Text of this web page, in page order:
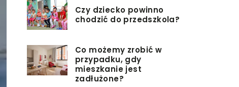
Czy dziecko powinno
chodzić do przedszkola?
Co możemy zrobić w
przypadku, gdy
mieszkanie jest
zadłużone?